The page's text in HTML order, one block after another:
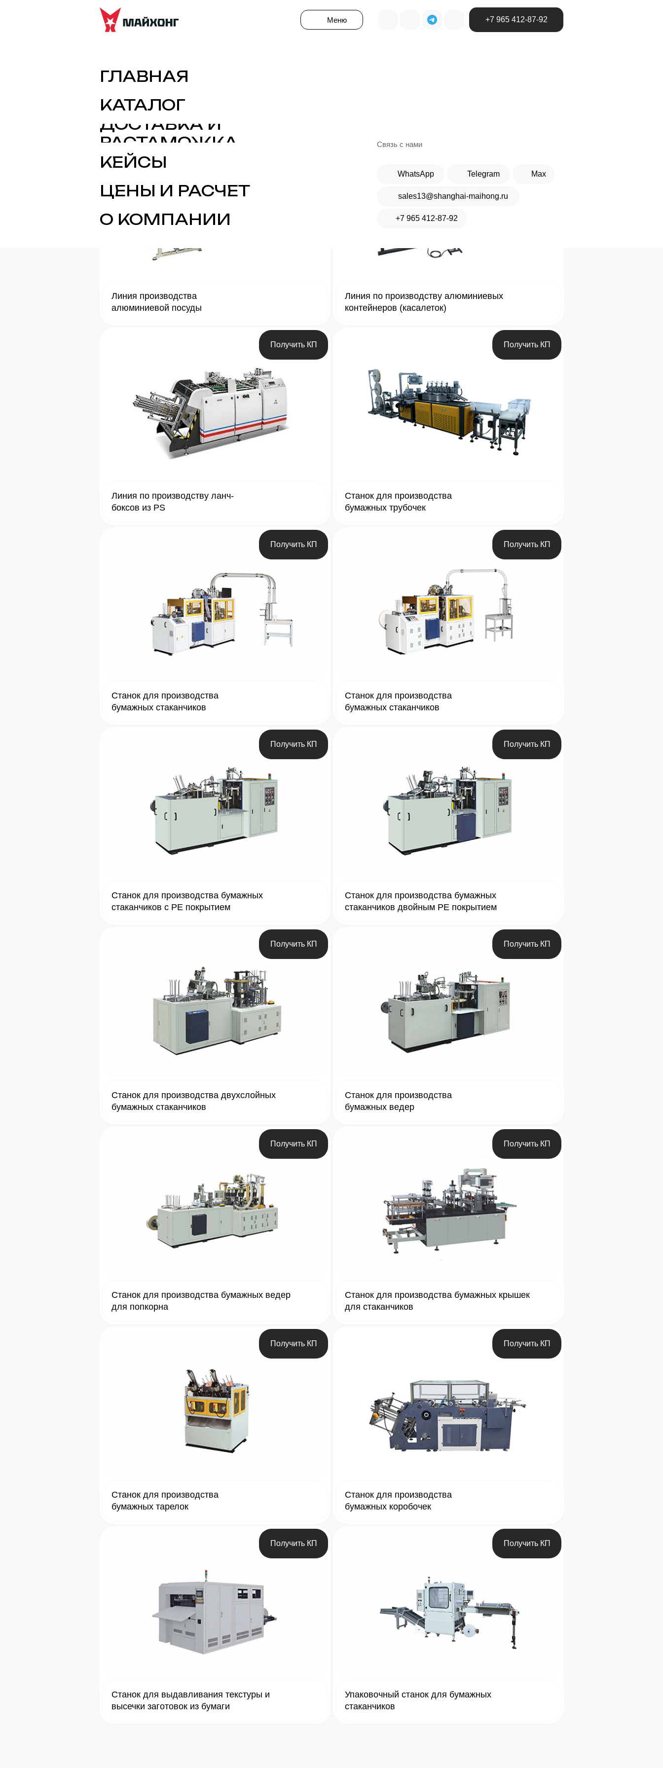
Меню +7 965 412-87-92
Max
О КОМПАНИИ
ЦЕНЫ И РАСЧЕТ
КЕЙСЫ
ДОСТАВКА И
РАСТАМОЖКА
КАТАЛОГ
ГЛАВНАЯ
Связь с нами
+7 965 412-87-92
sales13@shanghai-maihong.ru
Telegram
WhatsApp
Получить КП
Упаковочный станок для бумажных
стаканчиков
Получить КП
Станок для выдавливания текстуры и
высечки заготовок из бумаги
Получить КП
Станок для производства
бумажных коробочек
Получить КП
Станок для производства
бумажных тарелок
Получить КП
Станок для производства бумажных крышек
для стаканчиков
Получить КП
Станок для производства бумажных ведер
для попкорна
Получить КП
Станок для производства
бумажных ведер
Получить КП
Станок для производства двухслойных
бумажных стаканчиков
Получить КП
Станок для производства бумажных
стаканчиков двойным PE покрытием
Получить КП
Станок для производства бумажных
стаканчиков с PE покрытием
Получить КП
Станок для производства
бумажных стаканчиков
Получить КП
Станок для производства
бумажных стаканчиков
Получить КП
Станок для производства
бумажных трубочек
Получить КП
Линия по производству ланч-
боксов из PS
Линия по производству алюминиевых
контейнеров (касалеток)
Линия производства
алюминиевой посуды